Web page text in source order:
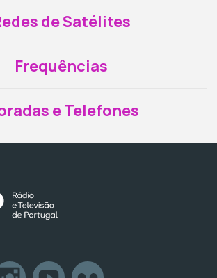
de Satélites
Frequências
e Telefones